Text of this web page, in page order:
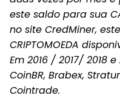
este saldo para sua
no site CredMiner,
CRIPTOMOEDA
Em 2016 / 2017/ 2018
CoinBR, Brabex,
Cointrade.